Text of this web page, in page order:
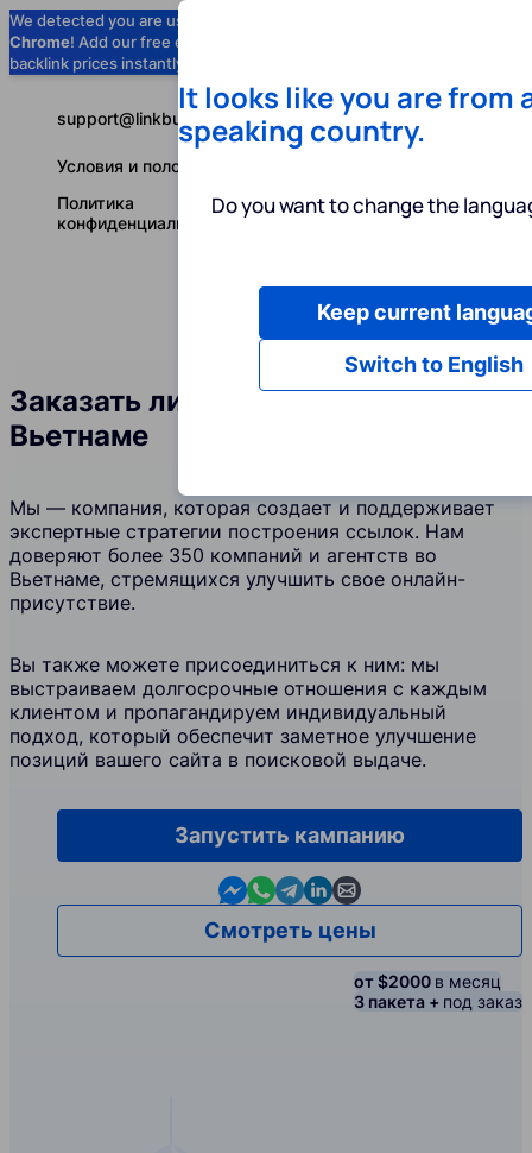
We detected you are using
Chrome! Add our free extension to check
backlink prices instantly as you browse.
Услуги
Русский
support@linkbuilder.com
Условия и положения
Политика
конфиденциальности
Заказать линкбилдинг во
Вьетнаме
Мы — компания, которая создает и поддерживает
экспертные стратегии построения ссылок. Нам
доверяют более 350 компаний и агентств во
Вьетнаме, стремящихся улучшить свое онлайн-
присутствие.
Вы также можете присоединиться к ним: мы
выстраиваем долгосрочные отношения с каждым
клиентом и пропагандируем индивидуальный
подход, который обеспечит заметное улучшение
позиций вашего сайта в поисковой выдаче.
Запустить кампанию
Contact us in Messenger
Contact us in WhatsApp
Contact us in Telegram
Contact us in Linkedin
Contact us by email
Смотреть цены
от $2000 в месяц
3 пакета + под заказ
It looks like you are from
speaking country.
Do you want to change the
Switch to English
Keep current